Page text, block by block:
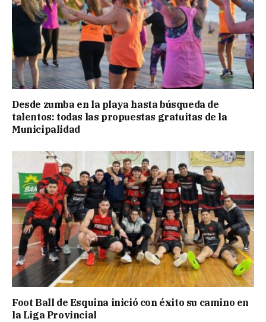
Desde zumba en la playa hasta búsqueda de
talentos: todas las propuestas gratuitas de la
Municipalidad
Foot Ball de Esquina inició con éxito su camino en
la Liga Provincial